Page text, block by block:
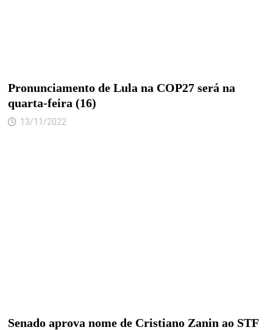
Pronunciamento de Lula na COP27 será na
quarta-feira (16)
13/11/2022
Senado aprova nome de Cristiano Zanin ao STF